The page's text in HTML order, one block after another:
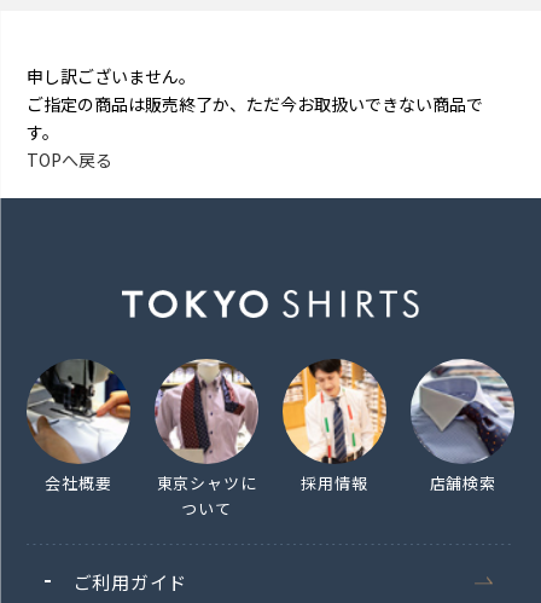
申し訳ございません。
ご指定の商品は販売終了か、ただ今お取扱いできない商品で
す。
TOPへ戻る
会社概要
東京シャツに
ついて
採用情報 店舗検索
ご利用ガイド